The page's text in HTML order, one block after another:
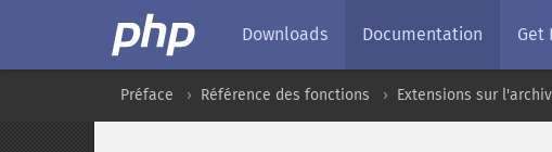
Downloads Documentation Get
Préface Référence des fonctions Extensions sur